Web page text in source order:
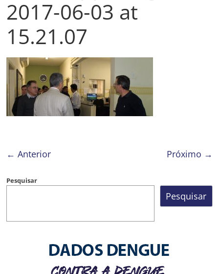
Prefeitura
Estância
Turística
Guaratinguetá
2017-06-03 at
15.21.07
← Anterior Próximo →
Pesquisar
Pesquisar